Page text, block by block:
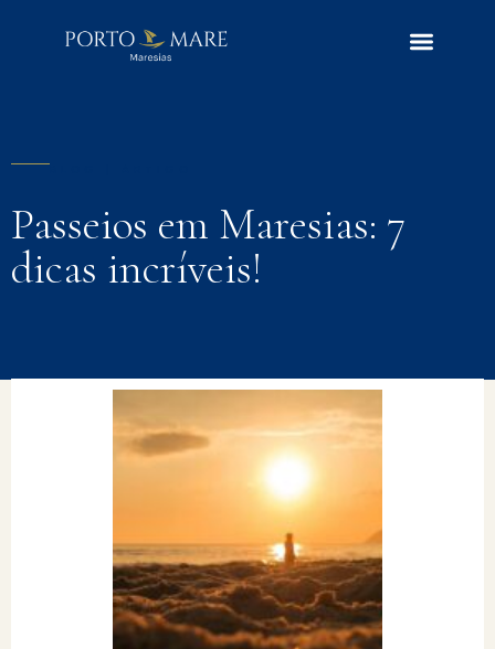
Passeios em Maresias: 7
dicas incríveis!